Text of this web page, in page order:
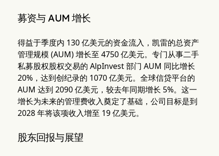
募资与 AUM 增长
得益于季度内 130 亿美元的资金流入，凯雷的总资产
管理规模 (AUM) 增长至 4750 亿美元。专门从事二手
私募股权股权交易的 AlpInvest 部门 AUM 同比增长
20%，达到创纪录的 1070 亿美元。全球信贷平台的
AUM 达到 2090 亿美元，较去年同期增长 5%。这一
增长为未来的管理费收入奠定了基础，公司目标是到
2028 年将该项收入增至 19 亿美元。
股东回报与展望